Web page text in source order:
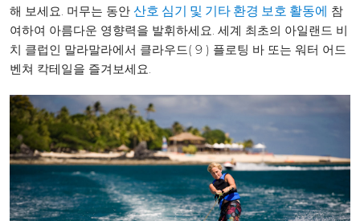
해 보세요. 머무는 동안 산호 심기 및 기타 환경 보호 활동에
참
여하여 아름다운 영향력을 발휘하세요. 세계 최초의 아일랜드 비
치 클럽인 말라말라에서 클라우드( 9 ) 플로팅 바 또는 워터 어드
벤쳐 칵테일을 즐겨보세요.